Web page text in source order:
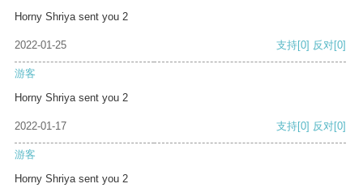
Horny Shriya sent you 2
2022-01-25 支持[0] 反对[0]
游客
Horny Shriya sent you 2
2022-01-17 支持[0] 反对[0]
游客
Horny Shriya sent you 2